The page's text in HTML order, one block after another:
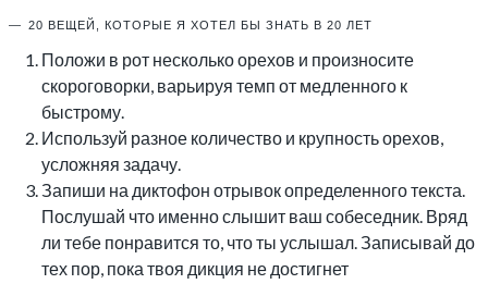
20 ВЕЩЕЙ, КОТОРЫЕ Я ХОТЕЛ БЫ ЗНАТЬ В 20 ЛЕТ
Положи в рот несколько орехов и произносите
скороговорки, варьируя темп от медленного к
быстрому.
Используй разное количество и крупность орехов,
усложняя задачу.
Запиши на диктофон отрывок определенного текста.
Послушай что именно слышит ваш собеседник. Вряд
ли тебе понравится то, что ты услышал. Записывай до
тех пор, пока твоя дикция не достигнет